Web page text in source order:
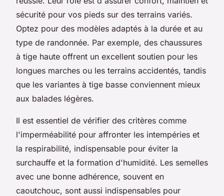
sécurité pour vos pieds sur des terrains variés.
Optez pour des modèles adaptés à la durée et au
type de randonnée. Par exemple, des chaussures
à tige haute offrent un excellent soutien pour les
longues marches ou les terrains accidentés, tandis
que les variantes à tige basse conviennent mieux
aux balades légères.
Il est essentiel de vérifier des critères comme
l'imperméabilité pour affronter les intempéries et
la respirabilité, indispensable pour éviter la
surchauffe et la formation d'humidité. Les semelles
avec une bonne adhérence, souvent en
caoutchouc, sont aussi indispensables pour